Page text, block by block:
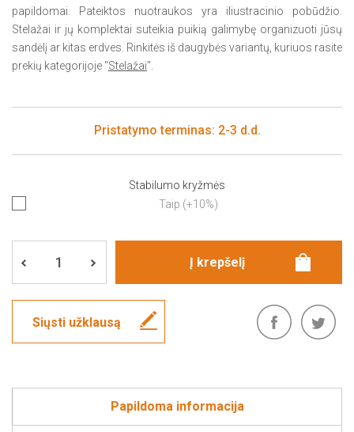
papildomai. Pateiktos nuotraukos yra iliustracinio pobūdžio.
Stelažai ir jų komplektai suteikia puikią galimybę organizuoti jūsų
sandėlį ar kitas erdves. Rinkitės iš daugybės variantų, kuriuos rasite
prekių kategorijoje "Stelažai".
Pristatymo terminas: 2-3 d.d.
Stabilumo kryžmės
Taip (+10%)
Siųsti užklausą
Papildoma informacija